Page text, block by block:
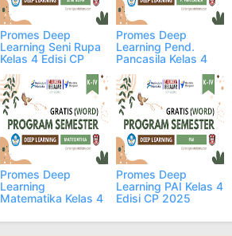
Promes Deep
Learning Seni Rupa
Kelas 4 Edisi CP
Promes Deep
Learning Pend.
Pancasila Kelas 4
Promes Deep
Learning
Matematika Kelas 4
Promes Deep
Learning PAI Kelas 4
Edisi CP 2025